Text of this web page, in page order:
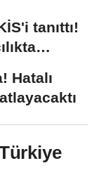
tanıttı!
Hatalı